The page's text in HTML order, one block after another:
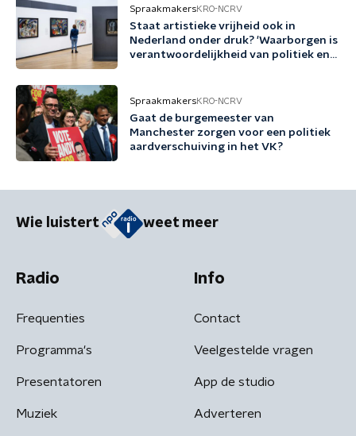
SpraakmakersKRO-NCRV
Staat artistieke vrijheid ook in
Nederland onder druk? 'Waarborgen is
verantwoordelijkheid van politiek en
SpraakmakersKRO-NCRV
Gaat de burgemeester van
Manchester zorgen voor een politiek
aardverschuiving in het VK?
Wie luistert weet meer
Radio
Frequenties
Programma's
Presentatoren
Muziek
Info
Contact
Veelgestelde vragen
App de studio
Adverteren